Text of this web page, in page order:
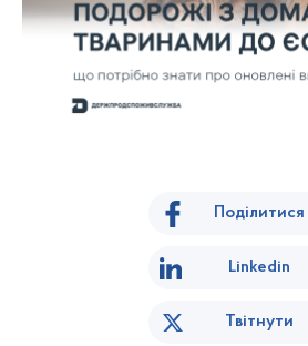
Поділитися
Linkedin
Твітнути